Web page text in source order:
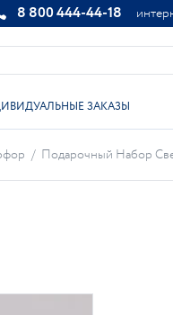
8 800 444-44-18
ЗАКАЗЫ
/ Подарочный Набор